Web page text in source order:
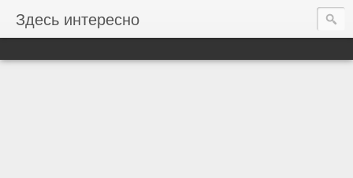
Здесь интересно